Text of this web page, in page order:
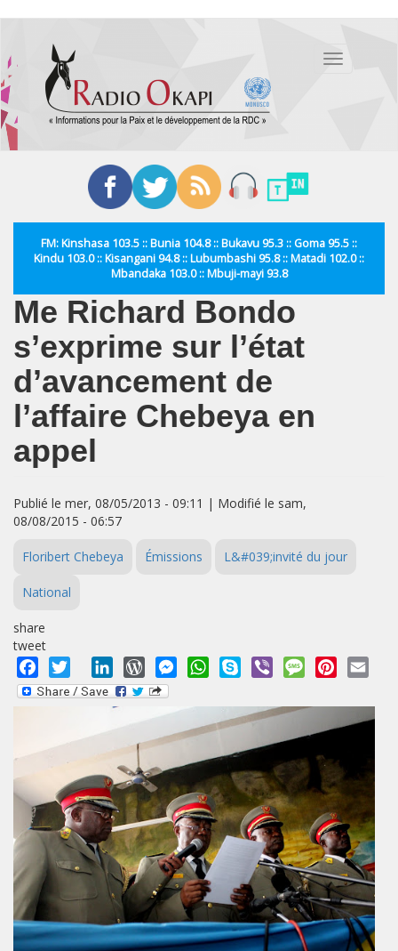
contenu
principal
Toggle
FM: Kinshasa 103.5 :: Bunia 104.8 :: Bukavu 95.3 :: Goma 95.5 ::
Kindu 103.0 :: Kisangani 94.8 :: Lubumbashi 95.8 :: Matadi 102.0 ::
Mbandaka 103.0 :: Mbuji-mayi 93.8
Me Richard Bondo
s’exprime sur l’état
d’avancement de
l’affaire Chebeya en
appel
Publié le mer, 08/05/2013 - 09:11 | Modifié le sam,
08/08/2015 - 06:57
Floribert Chebeya Émissions L&#039;invité du jour
National
share
tweet
Facebook
Twitter LinkedInWordPressMessengerWhatsApp
Skype Viber MessagePinterest